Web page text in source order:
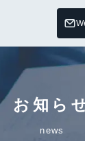
お知ら
news